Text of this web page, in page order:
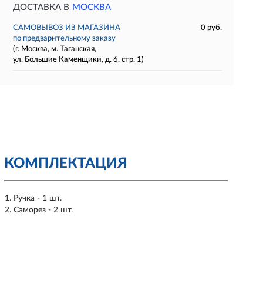
ДОСТАВКА В МОСКВА
САМОВЫВОЗ ИЗ МАГАЗИНА
0 руб.
по предварительному заказу
(г. Москва, м. Таганская,
ул. Большие Каменщики, д. 6, стр. 1)
КОМПЛЕКТАЦИЯ
Ручка - 1 шт.
Саморез - 2 шт.